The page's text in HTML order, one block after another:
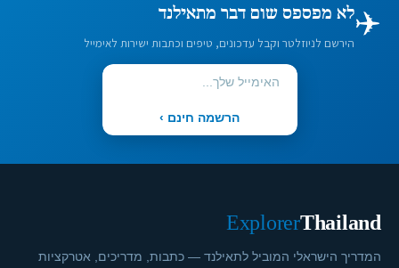
✈️לא מפספס שום דבר מתאילנד
הירשם לניוזלטר וקבל עדכונים, טיפים וכתבות ישירות לאימייל
הרשמה חינם ›
Thailand
Explorer
המדריך הישראלי המוביל לתאילנד — כתבות, מדריכים, אטרקציות